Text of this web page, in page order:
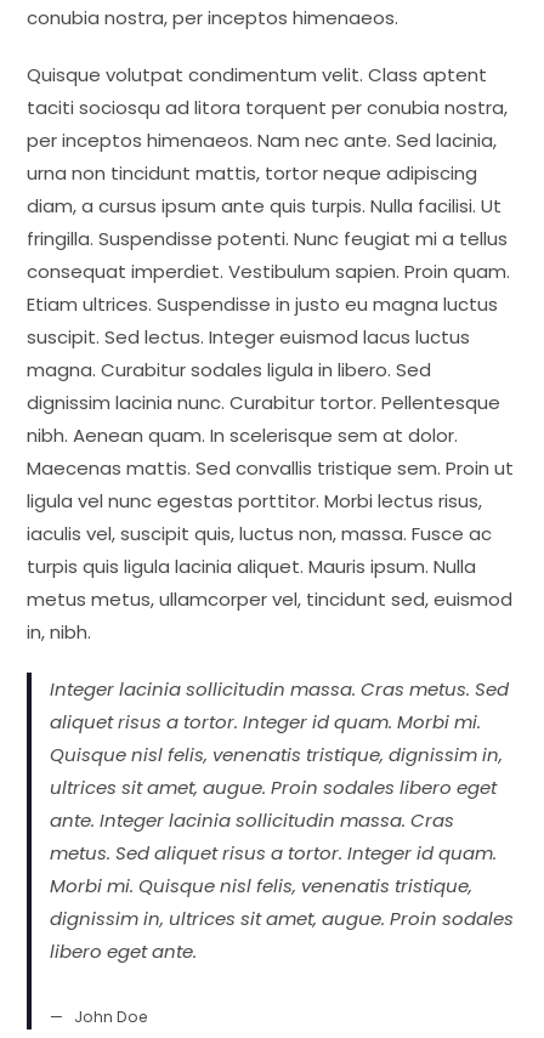
conubia nostra, per inceptos himenaeos.
Quisque volutpat condimentum velit. Class aptent
taciti sociosqu ad litora torquent per conubia nostra,
per inceptos himenaeos. Nam nec ante. Sed lacinia,
urna non tincidunt mattis, tortor neque adipiscing
diam, a cursus ipsum ante quis turpis. Nulla facilisi. Ut
fringilla. Suspendisse potenti. Nunc feugiat mi a tellus
consequat imperdiet. Vestibulum sapien. Proin quam.
Etiam ultrices. Suspendisse in justo eu magna luctus
suscipit. Sed lectus. Integer euismod lacus luctus
magna. Curabitur sodales ligula in libero. Sed
dignissim lacinia nunc. Curabitur tortor. Pellentesque
nibh. Aenean quam. In scelerisque sem at dolor.
Maecenas mattis. Sed convallis tristique sem. Proin ut
ligula vel nunc egestas porttitor. Morbi lectus risus,
iaculis vel, suscipit quis, luctus non, massa. Fusce ac
turpis quis ligula lacinia aliquet. Mauris ipsum. Nulla
metus metus, ullamcorper vel, tincidunt sed, euismod
in, nibh.
Integer lacinia sollicitudin massa. Cras metus. Sed
aliquet risus a tortor. Integer id quam. Morbi mi.
Quisque nisl felis, venenatis tristique, dignissim in,
ultrices sit amet, augue. Proin sodales libero eget
ante. Integer lacinia sollicitudin massa. Cras
metus. Sed aliquet risus a tortor. Integer id quam.
Morbi mi. Quisque nisl felis, venenatis tristique,
dignissim in, ultrices sit amet, augue. Proin sodales
libero eget ante.
John Doe